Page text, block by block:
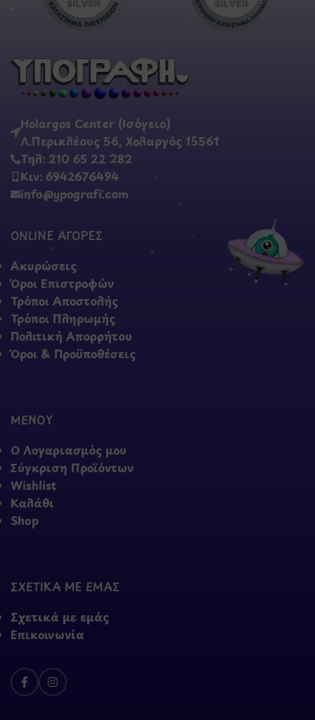
Holargos Center (Ισόγειο)
Λ.Περικλέους 56, Χολαργός 15561
Τηλ: 210 65 22 282
Κιν: 6942676494
info@ypografi.com
ONLINE ΑΓΟΡΕΣ
Ακυρώσεις
Όροι Επιστροφών
Τρόποι Αποστολής
Τρόποι Πληρωμής
Πολιτική Απορρήτου
Όροι & Προϋποθέσεις
ΜΕΝΟΥ
Ο Λογαριασμός μου
Σύγκριση Προϊόντων
Wishlist
Καλάθι
Shop
ΣΧΕΤΙΚΑ ΜΕ ΕΜΑΣ
Σχετικά με εμάς
Επικοινωνία